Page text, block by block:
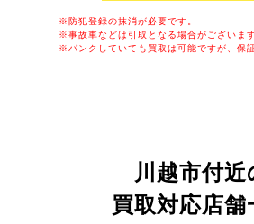
※防犯登録の抹消が必要です。
※事故車などは引取となる場合がございます
※パンクしていても買取は可能ですが、保
川越市付近
買取対応店舗